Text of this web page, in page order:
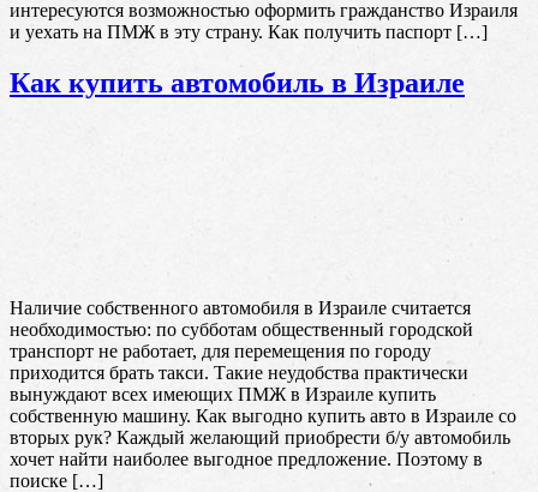
интересуются возможностью оформить гражданство Израиля
и уехать на ПМЖ в эту страну. Как получить паспорт […]
Как купить автомобиль в Израиле
Наличие собственного автомобиля в Израиле считается
необходимостью: по субботам общественный городской
транспорт не работает, для перемещения по городу
приходится брать такси. Такие неудобства практически
вынуждают всех имеющих ПМЖ в Израиле купить
собственную машину. Как выгодно купить авто в Израиле со
вторых рук? Каждый желающий приобрести б/у автомобиль
хочет найти наиболее выгодное предложение. Поэтому в
поиске […]